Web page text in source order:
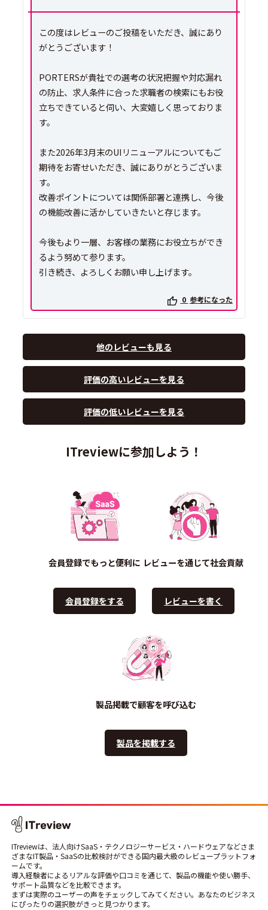
この度はレビューのご投稿をいただき、誠にあり
がとうございます！
PORTERSが貴社での選考の状況把握や対応漏れ
の防止、求人条件に合った求職者の検索にもお役
立ちできていると伺い、大変嬉しく思っておりま
す。
また2026年3月末のUIリニューアルについてもご
期待をお寄せいただき、誠にありがとうございま
す。
改善ポイントについては関係部署と連携し、今後
の機能改善に活かしていきたいと存じます。
今後もより一層、お客様の業務にお役立ちができ
るよう努めて参ります。
引き続き、よろしくお願い申し上げます。
0 参考になった
他のレビューも見る
評価の高いレビューを見る
評価の低いレビューを見る
ITreviewに参加しよう！
会員登録でもっと便利に
会員登録をする
レビューを通じて社会貢献
レビューを書く
製品掲載で顧客を呼び込む
製品を掲載する
ITreviewは、法人向けSaaS・テクノロジーサービス・ハードウェアなどさま
ざまなIT製品・SaaSの比較検討ができる国内最大級のレビュープラットフォ
ームです。
導入経験者によるリアルな評価や口コミを通じて、製品の機能や使い勝手、
サポート品質などを比較できます。
まずは実際のユーザーの声をチェックしてみてください。あなたのビジネス
にぴったりの選択肢がきっと見つかります。